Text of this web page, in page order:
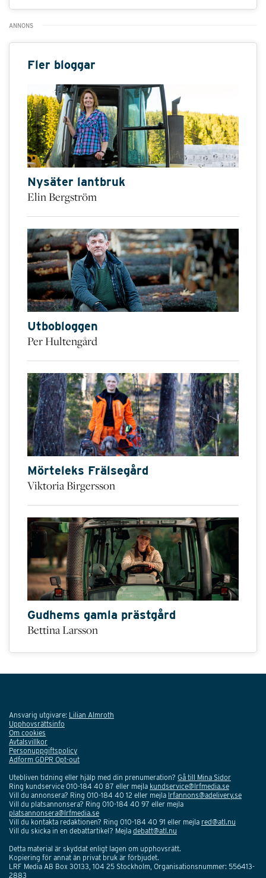
Fler bloggar
Nysäter lantbruk
Elin Bergström
Utbobloggen
Per Hultengård
Mörteleks Frälsegård
Viktoria Birgersson
Gudhems gamla prästgård
Bettina Larsson
Ansvarig utgivare: Lilian Almroth
Upphovsrättsinfo
Om cookies
Avtalsvillkor
Personuppgiftspolicy
Adform GDPR Opt-out
Utebliven tidning eller hjälp med din prenumeration? Gå till Mina Sidor
Ring kundservice 010-184 40 87 eller mejla kundservice@lrfmedia.se
Vill du annonsera? Ring 010-184 40 12 eller mejla lrfannons@adelivery.se
Vill du platsannonsera? Ring 010-184 40 97 eller mejla
platsannonsera@lrfmedia.se
Vill du kontakta redaktionen? Ring 010-184 40 91 eller mejla red@atl.nu
Vill du skicka in en debattartikel? Mejla debatt@atl.nu
Detta material är skyddat enligt lagen om upphovsrätt.
Kopiering för annat än privat bruk är förbjudet.
LRF Media AB Box 30133, 104 25 Stockholm, Organisationsnummer: 556413-
2883